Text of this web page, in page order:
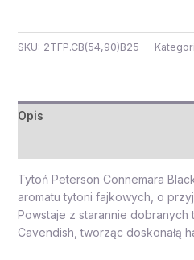
SKU: 2TFP.CB(54,90)B25
Opis
Tytoń Peterson Connemara
aromatu tytoni fajkowych, o
Powstaje z starannie dobranych
Cavendish, tworząc doskonałą